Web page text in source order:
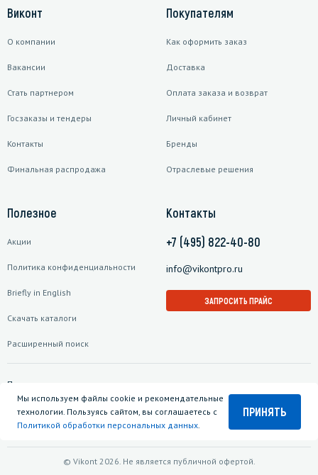
Виконт
О компании
Вакансии
Стать партнером
Госзаказы и тендеры
Контакты
Финальная распродажа
Покупателям
Как оформить заказ
Доставка
Оплата заказа и возврат
Личный кабинет
Бренды
Отраслевые решения
Полезное
Акции
Политика конфиденциальности
Briefly in English
Скачать каталоги
Расширенный поиск
Контакты
+7 (495) 822-40-80
info@vikontpro.ru
ЗАПРОСИТЬ ПРАЙС
© Vikont 2026. Не является публичной офертой.
Подписаться на рассылку
Мы используем файлы cookie и рекомендательные
технологии. Пользуясь сайтом, вы соглашаетесь с
Политикой обработки персональных данных.
ПРИНЯТЬ